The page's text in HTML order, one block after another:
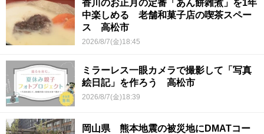
香川のお正月の定番「あん餅雑煮」を1年
中楽しめる 老舗和菓子店の喫茶スペー
ス 高松市
2026/8/7(金)18:45
ミラーレス一眼カメラで撮影して「写真
絵日記」を作ろう 高松市
2026/8/7(金)18:39
岡山県 熊本地震の被災地にDMATコー